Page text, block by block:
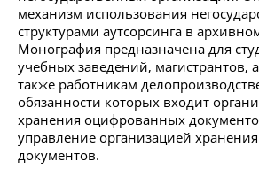
механизм использования
структурами аутсорсинга в
Монография предназначена для
учебных заведений, магистрантов,
также работникам
обязанности которых входит
хранения оцифрованных
управление организацией
документов.